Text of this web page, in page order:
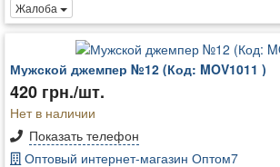
Жалоба
Мужской джемпер №12 (Код: MOV1011 )
420 грн./шт.
Нет в наличии
Показать телефон
Оптовый интернет-магазин Оптом7